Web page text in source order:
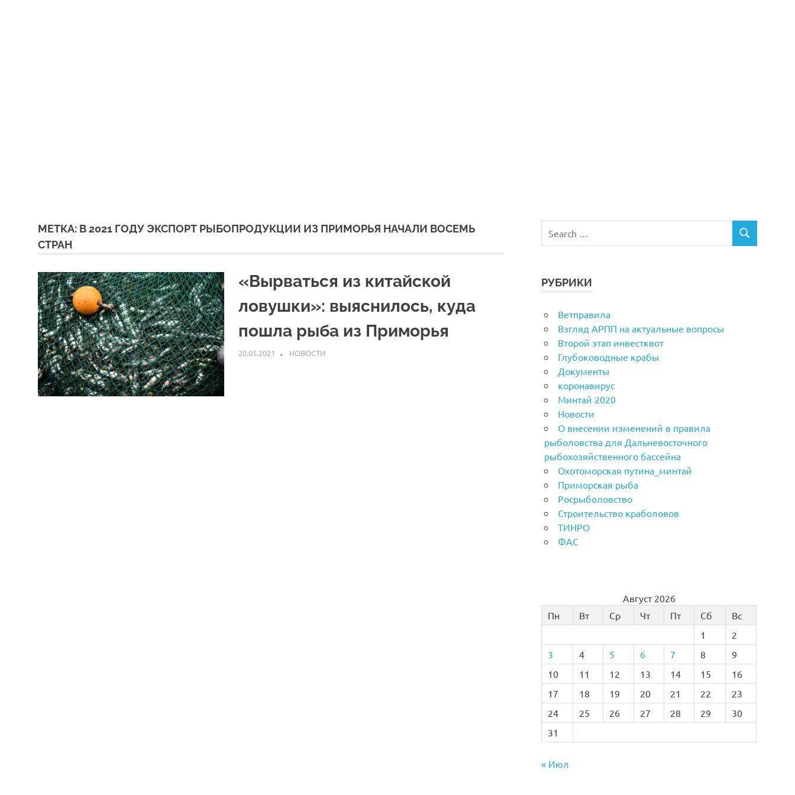
МЕТКА: В 2021 ГОДУ ЭКСПОРТ РЫБОПРОДУКЦИИ ИЗ ПРИМОРЬЯ НАЧАЛИ ВОСЕМЬ
СТРАН
«Вырваться из китайской
ловушки»: выяснилось, куда
пошла рыба из Приморья
20.05.2021 ARPP
НОВОСТИ
РУБРИКИ
Ветправила
Взгляд АРПП на актуальные вопросы
Второй этап инвестквот
Глубоководные крабы
Документы
коронавирус
Минтай 2020
Новости
О внесении изменений в правила
рыболовства для Дальневосточного
рыбохозяйственного бассейна
Охотоморская путина_минтай
Приморская рыба
Росрыболовство
Строительство краболовов
ТИНРО
ФАС
Август 2026
Пн
Вт Ср Чт Пт Сб
Вс
1
2
3
4 5 6 7 8
9
10
11 12 13 14 15
16
17
18 19 20 21 22
23
24
25 26 27 28 29
30
31
« Июл